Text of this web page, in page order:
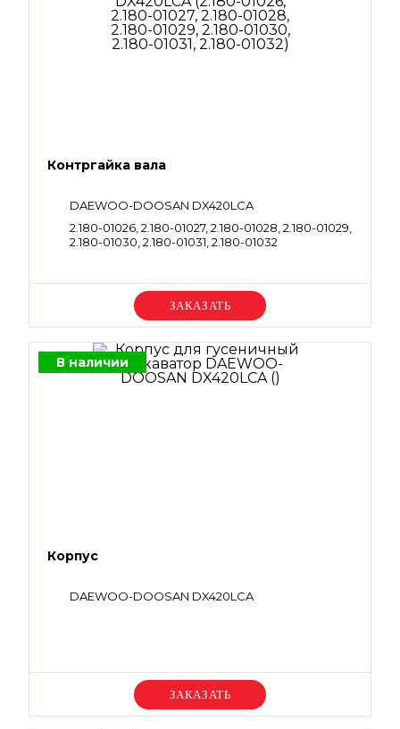
Контргайка вала
DAEWOO-DOOSAN DX420LCA
2.180-01026, 2.180-01027, 2.180-01028, 2.180-01029,
2.180-01030, 2.180-01031, 2.180-01032
Уточняйте цену
В наличии
Корпус
DAEWOO-DOOSAN DX420LCA
Уточняйте цену